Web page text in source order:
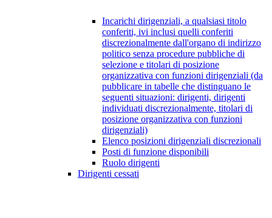
Incarichi dirigenziali, a qualsiasi titolo
conferiti, ivi inclusi quelli conferiti
discrezionalmente dall'organo di indirizzo
politico senza procedure pubbliche di
selezione e titolari di posizione
organizzativa con funzioni dirigenziali (da
pubblicare in tabelle che distinguano le
seguenti situazioni: dirigenti, dirigenti
individuati discrezionalmente, titolari di
posizione organizzativa con funzioni
dirigenziali)
Elenco posizioni dirigenziali discrezionali
Posti di funzione disponibili
Ruolo dirigenti
Dirigenti cessati